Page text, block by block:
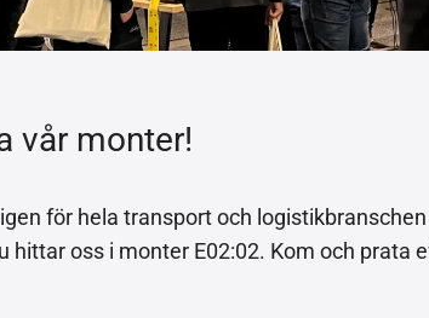
vår monter!
för hela transport och
hittar oss i monter E02:02. Kom och